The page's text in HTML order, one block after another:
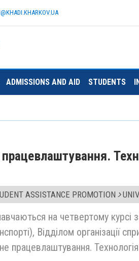
KHADI.KHARKOV.UA
ADMISSIONS AND AID STUDENTS
працевлаштування.
ASSISTANCE PROMOTION
на четвертому курсі
Відділом організації
працевлаштування.